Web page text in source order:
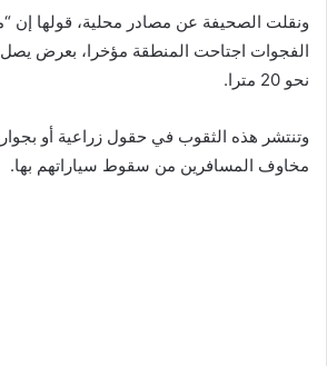
ونقلت الصحيفة عن مصادر محلية، قولها إن
نحو 20 مترا.
وتنتشر هذه الثقوب في حقول زراعية أو بجوار
مخاوف المسافرين من سقوط سياراتهم بها.